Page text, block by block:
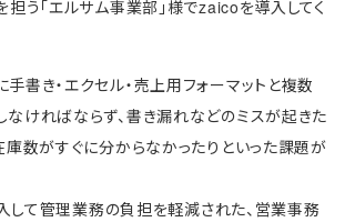
う「エルサム事業部」様でzaicoを導入してく
書き・エクセル・売上用フォーマットと複数
ければならず、書き漏れなどのミスが起きた
庫数がすぐに分からなかったりといった課題が
して管理業務の負担を軽減された、営業事務